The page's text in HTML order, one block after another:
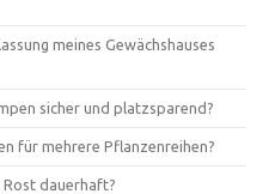
meines Gewächshauses
sicher und platzsparend?
für mehrere Pflanzenreihen?
dauerhaft?